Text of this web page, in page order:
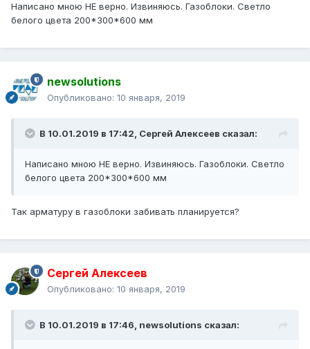
Написано мною НЕ верно. Извиняюсь. Газоблоки. Светло
белого цвета 200*300*600 мм
newsolutions
Опубликовано: 10 января, 2019
В 10.01.2019 в 17:42, Сергей Алексеев сказал:
Написано мною НЕ верно. Извиняюсь. Газоблоки. Светло
белого цвета 200*300*600 мм
Так арматуру в газоблоки забивать планируется?
Сергей Алексеев
Опубликовано: 10 января, 2019
В 10.01.2019 в 17:46, newsolutions сказал: